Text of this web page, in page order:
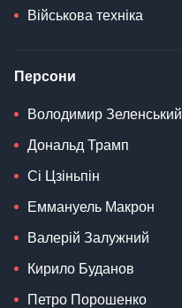
Військова техніка
Персони
Володимир Зеленський
Дональд Трамп
Сі Цзіньпін
Еммануель Макрон
Валерій Залужний
Кирило Буданов
Петро Порошенко